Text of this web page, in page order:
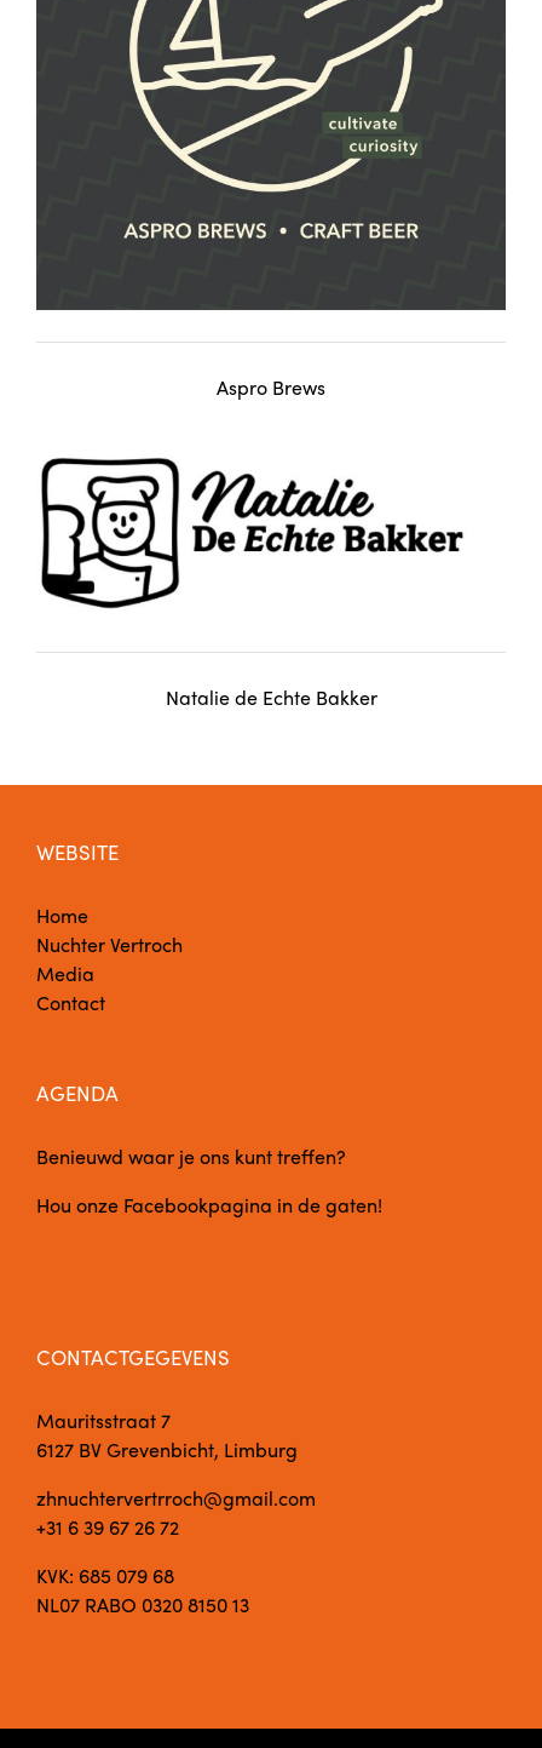
Aspro Brews
Natalie de Echte Bakker
WEBSITE
Home
Nuchter Vertroch
Media
Contact
AGENDA
Benieuwd waar je ons kunt treffen?
Hou onze Facebookpagina in de gaten!
CONTACTGEGEVENS
Mauritsstraat 7
6127 BV Grevenbicht, Limburg
zhnuchtervertrroch@gmail.com
+31 6 39 67 26 72
KVK: 685 079 68
NL07 RABO 0320 8150 13